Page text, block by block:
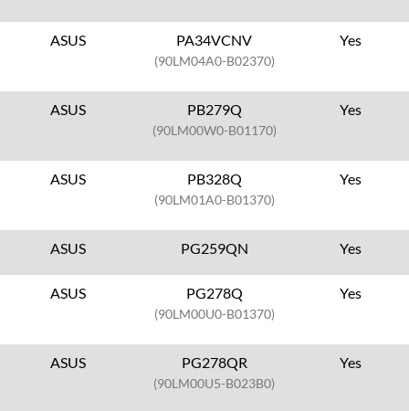
ASUS PA34VCNV
(90LM04A0-B02370)
Yes
ASUS PB279Q
(90LM00W0-B01170)
Yes
ASUS PB328Q
(90LM01A0-B01370)
Yes
ASUS PG259QN Yes
ASUS PG278Q
(90LM00U0-B01370)
Yes
ASUS PG278QR
(90LM00U5-B023B0)
Yes